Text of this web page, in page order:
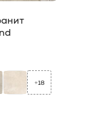
+18